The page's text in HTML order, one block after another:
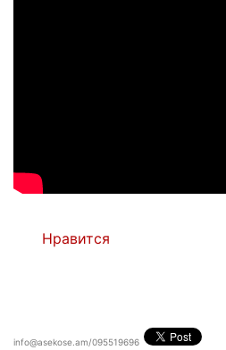
Нравится
info@asekose.am/095519696